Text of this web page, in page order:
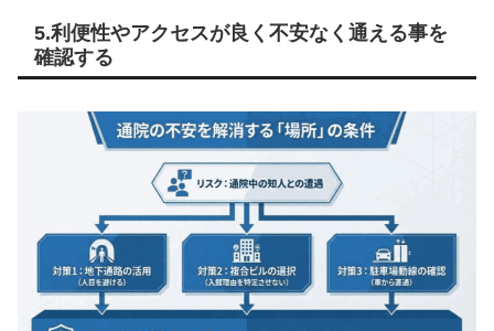
5.利便性やアクセスが良く不安なく通える事を
確認する